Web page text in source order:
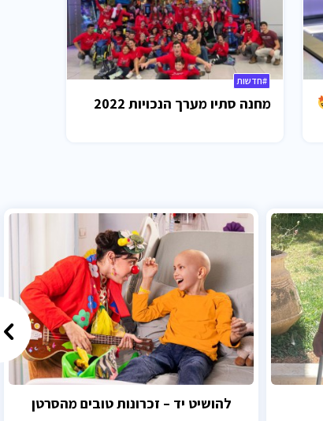
#חדשות
מחנה סתיו מערך הנכויות 2022
להושיט יד – זכרונות טובים מהסרטן